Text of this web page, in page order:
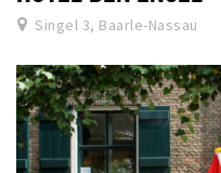
Singel 3, Baarle-Nassau